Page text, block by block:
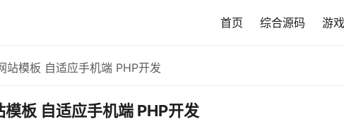
首页 综合源码 游
站模板 自适应手机端 PHP开发
板 自适应手机端 PHP开发